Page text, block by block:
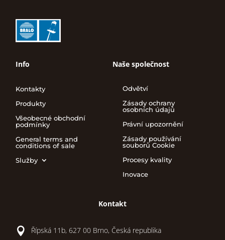
Info
Kontakty
Produkty
Všeobecné obchodní
podmínky
General terms and
conditions of sale
Služby
Naše společnost
Odvětví
Zásady ochrany
osobních údajů
Právní upozornění
Zásady používání
souborů Cookie
Procesy kvality
Inovace
Kontakt
 Řípská 11b, 627 00 Brno, Česká republika